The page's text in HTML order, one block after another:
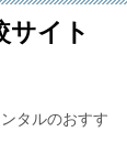
サイト
タルのおすす